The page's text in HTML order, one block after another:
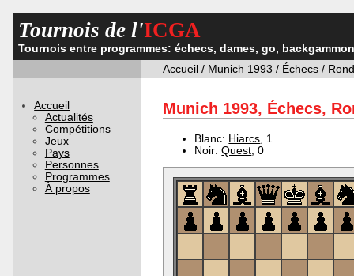
Tournois de l'ICGA
Tournois entre programmes: échecs, dames, go,
Accueil / Munich 1993 / Échecs /
Accueil
Actualités
Compétitions
Jeux
Pays
Personnes
Programmes
À propos
Munich 1993, Échecs,
Blanc: Hiarcs , 1
Noir:Quest , 0